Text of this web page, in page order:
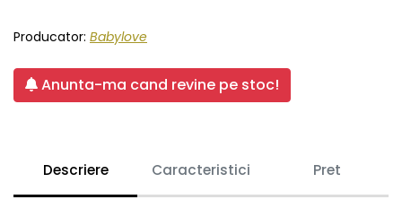
Producator: Babylove
Anunta-ma cand revine pe stoc!
Descriere Caracteristici Pret